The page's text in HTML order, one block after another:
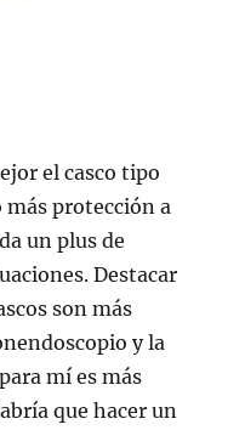
el casco tipo
más protección a
un plus de
Destacar
son más
y la
mí es más
que hacer un